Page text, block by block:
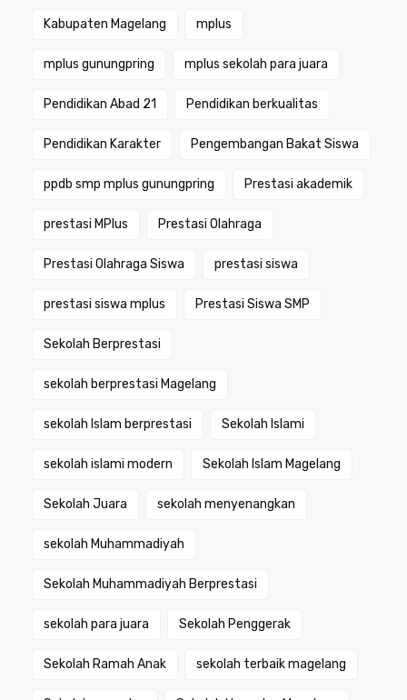
Kabupaten Magelang mplus
mplus gunungpring mplus sekolah para juara
Pendidikan Abad 21 Pendidikan berkualitas
Pendidikan Karakter Pengembangan Bakat Siswa
ppdb smp mplus gunungpring Prestasi akademik
prestasi MPlus Prestasi Olahraga
Prestasi Olahraga Siswa prestasi siswa
prestasi siswa mplus Prestasi Siswa SMP
Sekolah Berprestasi
sekolah berprestasi Magelang
sekolah Islam berprestasi Sekolah Islami
sekolah islami modern Sekolah Islam Magelang
Sekolah Juara sekolah menyenangkan
sekolah Muhammadiyah
Sekolah Muhammadiyah Berprestasi
sekolah para juara Sekolah Penggerak
Sekolah Ramah Anak sekolah terbaik magelang